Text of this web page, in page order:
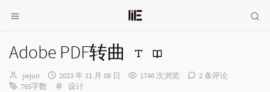
Adobe PDF转曲
博
主：
jiejun
发
布
2023 年 11 月 06 日 1746 次浏览
2 条评论
765字数
分
设计